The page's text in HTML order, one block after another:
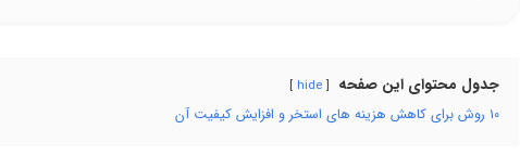
جدول محتوای این صفحه hide
۱۰ روش برای کاهش هزینه های استخر و افزایش کیفیت آن